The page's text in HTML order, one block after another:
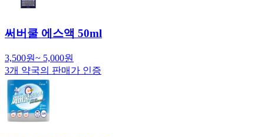
써버쿨 에스액 50ml
3,500원~ 5,000원
3개 약국의 판매가 인증